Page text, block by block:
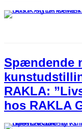
Spændende
RAKLA:
hos RAKLA